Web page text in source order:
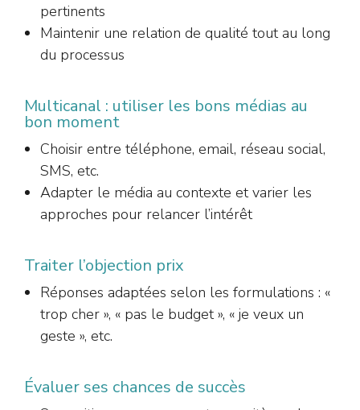
pertinents
Maintenir une relation de qualité tout au long
du processus
Multicanal : utiliser les bons médias au
bon moment
Choisir entre téléphone, email, réseau social,
SMS, etc.
Adapter le média au contexte et varier les
approches pour relancer l’intérêt
Traiter l’objection prix
Réponses adaptées selon les formulations : «
trop cher », « pas le budget », « je veux un
geste », etc.
Évaluer ses chances de succès